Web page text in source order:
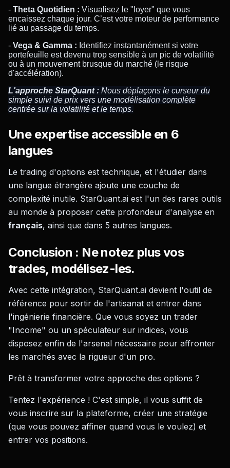
- Theta Quotidien : Visualisez le "loyer" que vous
encaissez chaque jour. C’est votre moteur de performance
lié au passage du temps.
- Vega & Gamma : Identifiez instantanément si votre
portefeuille est devenu trop sensible à un pic de volatilité
ou à un mouvement brusque du marché (le risque
d'accélération).
L'approche StarQuant : Nous déplaçons le curseur du
simple suivi de prix vers une modélisation complète
centrée sur la volatilité et le temps.
Une expertise accessible en 6
langues
Le trading d'options est technique, et l'étudier dans
une langue étrangère ajoute une couche de
complexité inutile. StarQuant.ai est l'un des rares outils
au monde à proposer cette profondeur d'analyse en
français, ainsi que dans 5 autres langues.
Conclusion : Ne notez plus vos
trades, modélisez-les.
Avec cette intégration, StarQuant.ai devient l'outil de
référence pour sortir de l'artisanat et entrer dans
l'ingénierie financière. Que vous soyez un trader
"Income" ou un spéculateur sur indices, vous
disposez enfin de l'arsenal nécessaire pour affronter
les marchés avec la rigueur d'un pro.
Prêt à transformer votre approche des options ?
Tentez l'expérience ! C'est simple, il vous suffit de
vous inscrire sur la plateforme, créer une stratégie
(que vous pouvez affiner quand vous le voulez) et
entrer vos positions.